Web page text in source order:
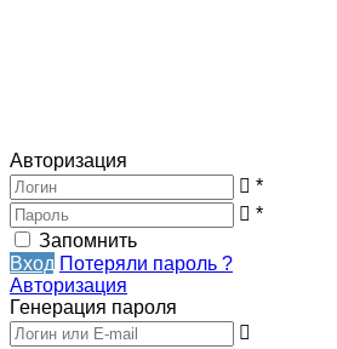
Авторизация
*
*
Запомнить
Вход Потеряли пароль ?
Авторизация
Генерация пароля